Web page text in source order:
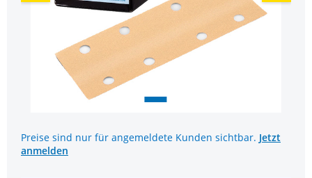
Preise sind nur für angemeldete Kunden sichtbar. Jetzt
anmelden